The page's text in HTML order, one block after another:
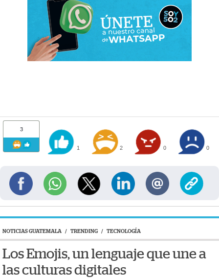
3
1 2 0 0
NOTICIAS GUATEMALA / TRENDING / TECNOLOGÍA
Los Emojis, un lenguaje que une a
las culturas digitales